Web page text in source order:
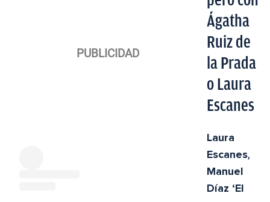
Ágatha
Ruiz de
la Prada
o Laura
Escanes
Laura
Escanes,
Manuel
Díaz ‘El